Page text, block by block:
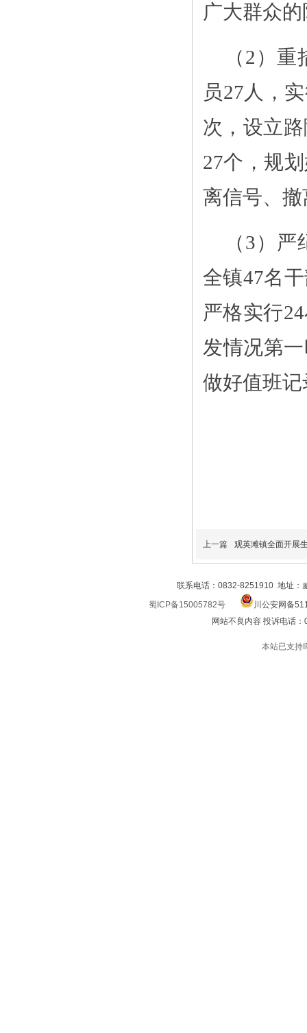
广大群众
（2）
员27人，
次，设立
27个，规
离信号、
（3）
全镇47名
严格实行
发情况第
做好值班
上一篇 观英滩镇全面开展生态
联系电话：0832-8251910 地址
蜀ICP备15005782号
川公安网备
网站不良内容 投诉电话
本站已支持